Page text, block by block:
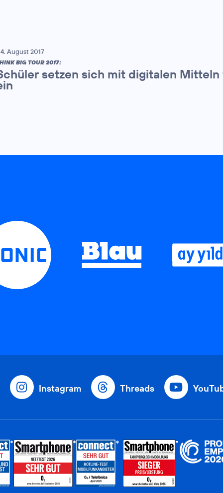
August 2017
BIG TOUR 2017:
setzen sich mit digitalen Mitteln
Instagram Threads